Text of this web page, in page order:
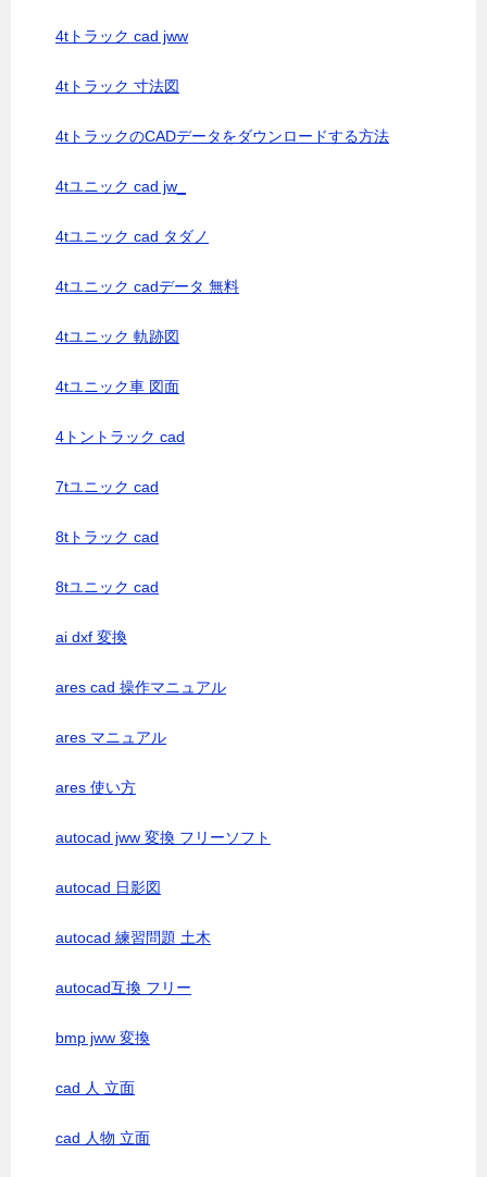
4tトラック cad jww
4tトラック 寸法図
4tトラックのCADデータをダウンロードする方法
4tユニック cad jw_
4tユニック cad タダノ
4tユニック cadデータ 無料
4tユニック 軌跡図
4tユニック車 図面
4トントラック cad
7tユニック cad
8tトラック cad
8tユニック cad
ai dxf 変換
ares cad 操作マニュアル
ares マニュアル
ares 使い方
autocad jww 変換 フリーソフト
autocad 日影図
autocad 練習問題 土木
autocad互換 フリー
bmp jww 変換
cad 人 立面
cad 人物 立面